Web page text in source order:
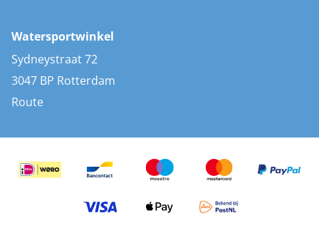
AIS transponders
Stootwillen en fenders
Bootkussens
Zwemtrappen
Watersportwinkel
Sydneystraat 72
3047 BP Rotterdam
Route